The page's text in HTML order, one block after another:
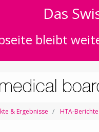
Das
bleibt
& Ergebnisse HTA-Berichte